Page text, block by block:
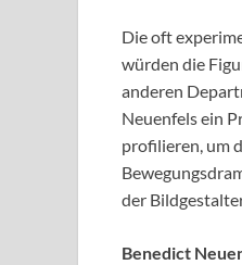
Die oft
würden die
anderen
Neuenfels ein
profilieren, um
der
Benedict